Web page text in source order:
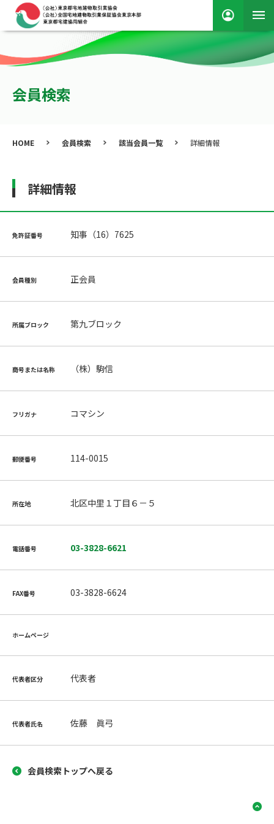
会員検索
HOME 会員検索 該当会員一覧 詳細情報
詳細情報
免許証番号 知事（16）7625
会員種別 正会員
所属ブロック 第九ブロック
商号または名称 （株）駒信
フリガナ コマシン
郵便番号 114-0015
所在地 北区中里１丁目６－５
電話番号 03-3828-6621
FAX番号 03-3828-6624
ホームページ
代表者区分 代表者
代表者氏名 佐藤 眞弓
会員検索トップへ戻る